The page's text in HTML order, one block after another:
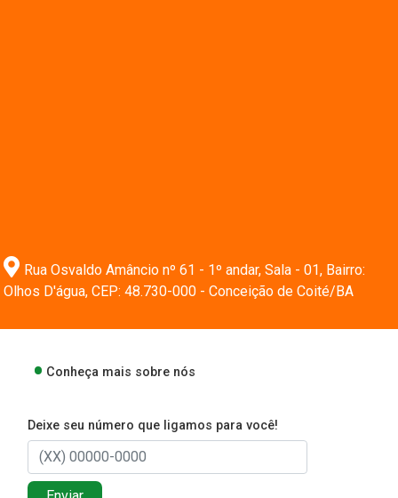
Rua Osvaldo Amâncio nº 61 - 1º andar, Sala - 01, Bairro:
Olhos D'água, CEP: 48.730-000 - Conceição de Coité/BA
Conheça mais sobre nós
Deixe seu número que ligamos para você!